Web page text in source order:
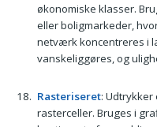
økonomiske klasser.
eller boligmarkeder,
netværk koncentreres i
vanskeliggøres, og
Rasteriseret: Udtrykker
rasterceller. Bruges i